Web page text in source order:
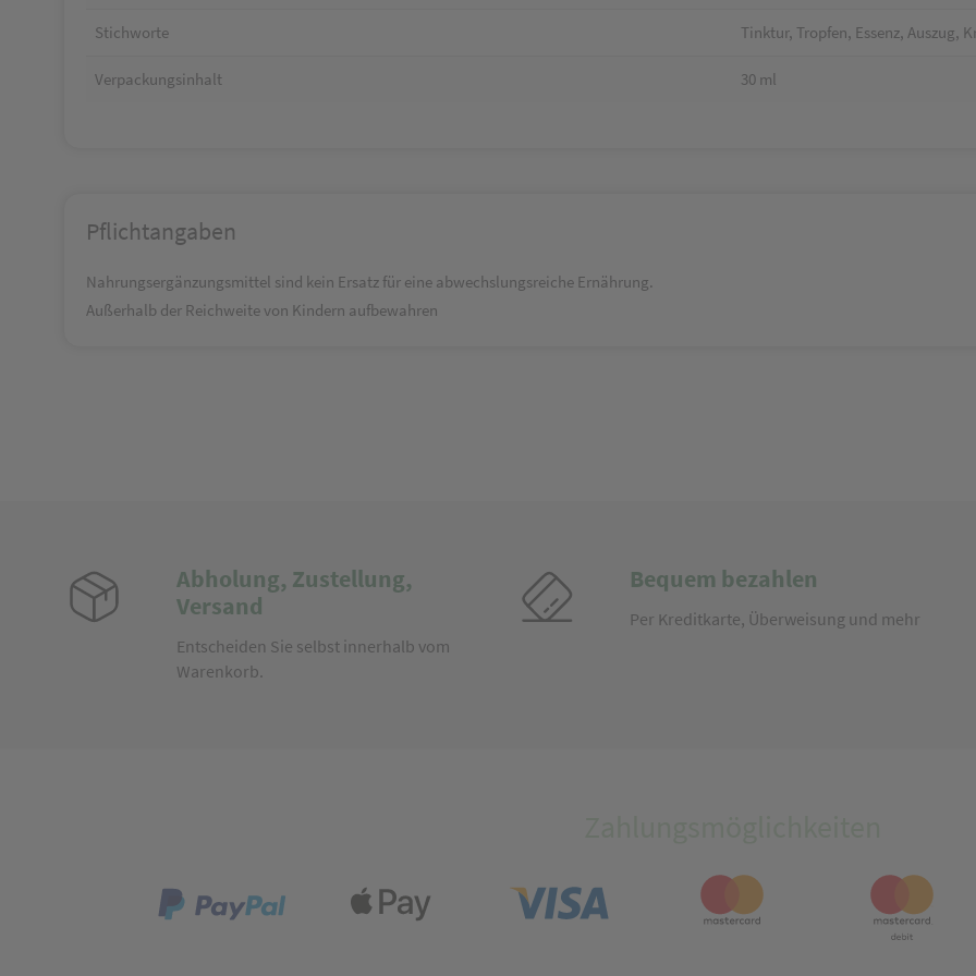
Stichworte Tinktur, Tropfen, Essenz, Auszug,
Verpackungsinhalt 30 ml
Pflichtangaben
Nahrungsergänzungsmittel sind kein Ersatz für eine abwechslungsreiche Ernährung.
Außerhalb der Reichweite von Kindern aufbewahren
Abholung, Zustellung,
Versand
Entscheiden Sie selbst innerhalb vom
Warenkorb.
Bequem bezahlen
Per Kreditkarte, Überweisung und mehr